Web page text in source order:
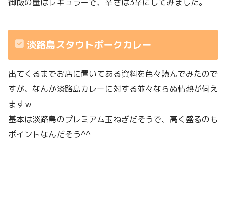
淡路島スタウトポークカレー
出てくるまでお店に置いてある資料を色々読んでみたので
すが、なんか淡路島カレーに対する並々ならぬ情熱が伺え
ますｗ
基本は淡路島のプレミアム玉ねぎだそうで、高く盛るのも
ポイントなんだそう^^